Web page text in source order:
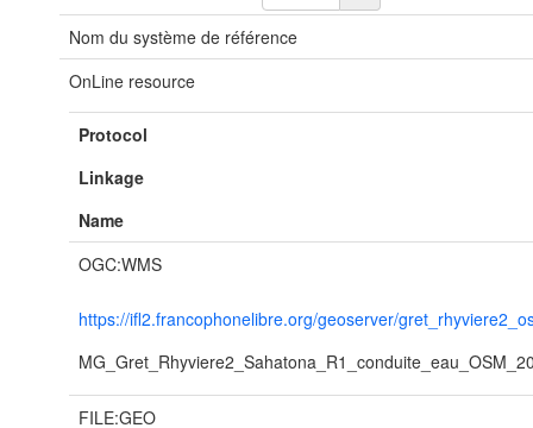
Nom du système de référence
OnLine resource
Protocol
Linkage
Name
OGC:WMS
https://ifl2.francophonelibre.org/geoserver/
FILE:GEO